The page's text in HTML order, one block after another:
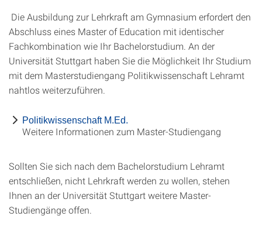
Die Ausbildung zur Lehrkraft am Gymnasium erfordert den
Abschluss eines Master of Education mit identischer
Fachkombination wie Ihr Bachelorstudium. An der
Universität Stuttgart haben Sie die Möglichkeit Ihr Studium
mit dem Masterstudiengang Politikwissenschaft Lehramt
nahtlos weiterzuführen.
Politikwissenschaft M.Ed.
Weitere Informationen zum Master-Studiengang
Sollten Sie sich nach dem Bachelorstudium Lehramt
entschließen, nicht Lehrkraft werden zu wollen, stehen
Ihnen an der Universität Stuttgart weitere Master-
Studiengänge offen.